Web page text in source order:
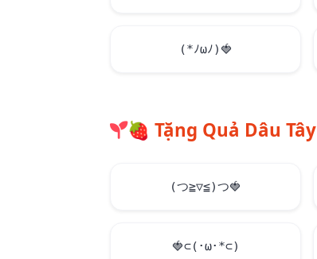
(*ﾉωﾉ) 🍓
🍓 Tặng Quả Dâu Tây
(つ≧▽≦)つ🍓
🍓⊂(･ω･*⊂)